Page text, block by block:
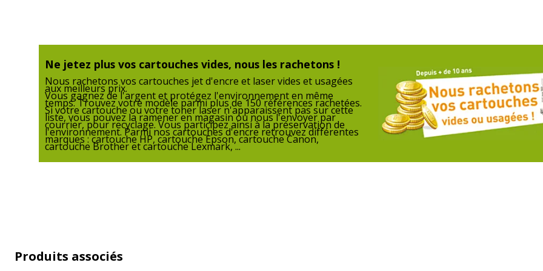
Ne jetez plus vos cartouches vides, nous les rachetons !
Nous rachetons vos cartouches jet d'encre et laser vides et usagées
aux meilleurs prix.
Vous gagnez de l'argent et protégez l'environnement en même
temps. Trouvez votre modèle parmi plus de 150 références rachetées.
Si votre cartouche ou votre toner laser n'apparaissent pas sur cette
liste, vous pouvez la ramener en magasin ou nous l'envoyer par
courrier, pour recyclage. Vous participez ainsi à la préservation de
l'environnement. Parmi nos cartouches d'encre retrouvez différentes
marques : cartouche HP, cartouche Epson, cartouche Canon,
cartouche Brother et cartouche Lexmark, ...
Produits associés